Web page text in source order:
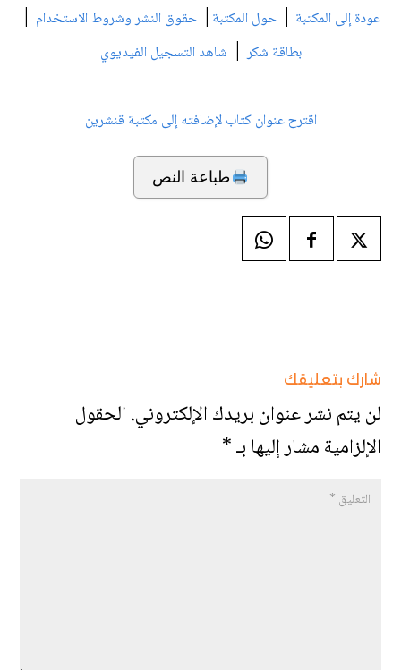
عودة إلى المكتبة | حول المكتبة | حقوق النشر وشروط الاستخدام |
بطاقة شكر| شاهد التسجيل الفيديوي
اقترح عنوان كتاب لإضافته إلى مكتبة قنشرين
طباعة النص
شارك بتعليقك
لن يتم نشر عنوان بريدك الإلكتروني.الحقول
الإلزامية مشار إليها بـ*